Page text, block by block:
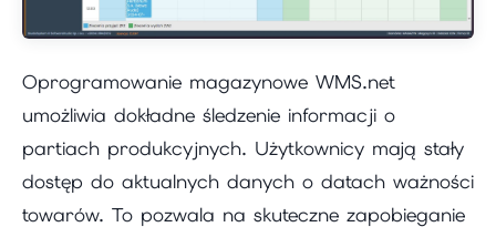
Oprogramowanie magazynowe WMS.net
umożliwia dokładne śledzenie informacji o
partiach produkcyjnych. Użytkownicy mają stały
dostęp do aktualnych danych o datach ważności
towarów. To pozwala na skuteczne zapobieganie